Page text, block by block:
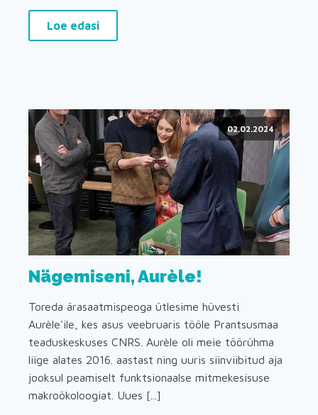
Loe edasi
02.02.2024
Nägemiseni, Aurèle!
Toreda ärasaatmispeoga ütlesime hüvesti
Aurèle'ile, kes asus veebruaris tööle Prantsusmaa
teaduskeskuses CNRS. Aurèle oli meie töörühma
liige alates 2016. aastast ning uuris siinviibitud aja
jooksul peamiselt funktsionaalse mitmekesisuse
makroökoloogiat. Uues [...]